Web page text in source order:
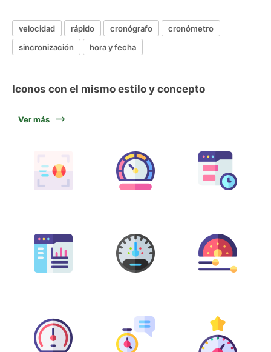
velocidad rápido cronógrafo
cronómetro
sincronización
hora y fecha
Iconos con el mismo estilo y concepto
Ver más